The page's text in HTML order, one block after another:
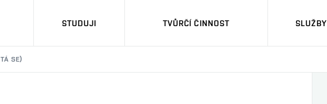
STUDUJI TVŮRČÍ ČINNOST SLUŽBY
SE)